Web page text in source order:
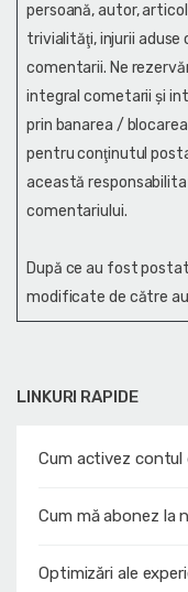
LINKURI RAPIDE
Cum activez
Cum mă abonez la
Optimizări ale
persoană, autor,
trivialităţi, injurii
comentarii. Ne
integral cometarii și
prin banarea /
pentru conţinutul
această
comentariului.
După ce au fost
modificate de către